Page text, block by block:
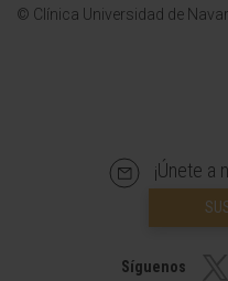
© Clínica Universidad de
¡Únete a
Síguenos